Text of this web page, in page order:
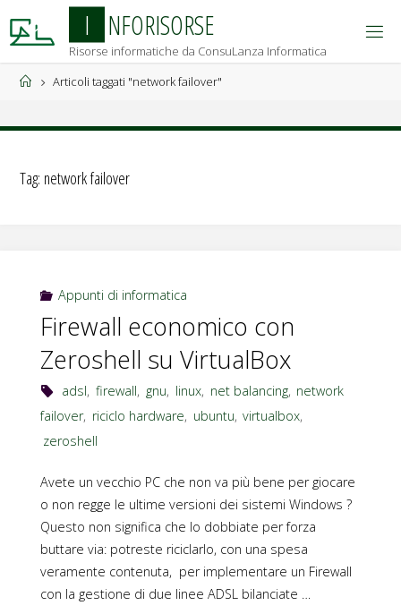
I NFORISORSE
Risorse informatiche da ConsuLanza Informatica
HomeArticoli taggati "network failover"
Tag: network failover
Appunti di informatica
Firewall economico con
Zeroshell su VirtualBox
adsl, firewall, gnu, linux, net balancing, network
failover, riciclo hardware, ubuntu, virtualbox,
zeroshell
Avete un vecchio PC che non va più bene per giocare
o non regge le ultime versioni dei sistemi Windows ?
Questo non significa che lo dobbiate per forza
buttare via: potreste riciclarlo, con una spesa
veramente contenuta, per implementare un Firewall
con la gestione di due linee ADSL bilanciate …